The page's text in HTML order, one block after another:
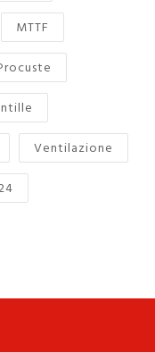
MTTF
Ventilazione